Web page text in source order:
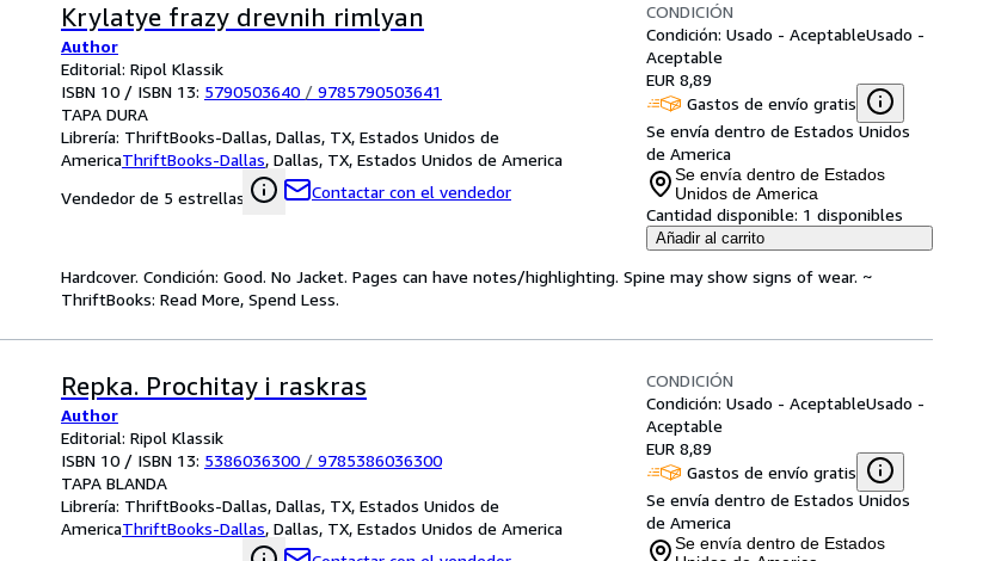
Krylatye frazy drevnih rimlyan
Author
Editorial: Ripol Klassik
ISBN 10 / ISBN 13: 5790503640 / 9785790503641
TAPA DURA
Librería: ThriftBooks-Dallas, Dallas, TX, Estados Unidos de
AmericaThriftBooks-Dallas, Dallas, TX, Estados Unidos de America
Vendedor de 5 estrellas
Contactar con el vendedor
CONDICIÓN
Condición: Usado - AceptableUsado -
Aceptable
EUR 8,89
Gastos de envío gratis
Se envía dentro de Estados Unidos
de America
Se envía dentro de Estados
Unidos de America
Cantidad disponible: 1 disponibles
Añadir al carrito
Hardcover. Condición: Good. No Jacket. Pages can have notes/highlighting. Spine may show signs of wear. ~
ThriftBooks: Read More, Spend Less.
Repka. Prochitay i raskras
Author
Editorial: Ripol Klassik
ISBN 10 / ISBN 13: 5386036300 / 9785386036300
TAPA BLANDA
Librería: ThriftBooks-Dallas, Dallas, TX, Estados Unidos de
AmericaThriftBooks-Dallas, Dallas, TX, Estados Unidos de America
CONDICIÓN
Condición: Usado - AceptableUsado -
Aceptable
EUR 8,89
Gastos de envío gratis
Se envía dentro de Estados Unidos
de America
Se envía dentro de Estados